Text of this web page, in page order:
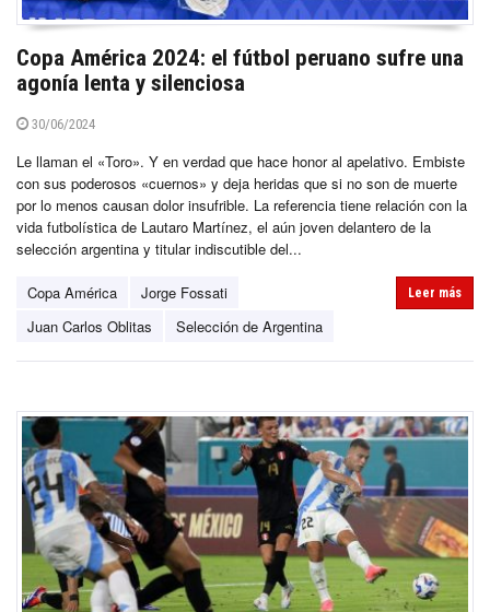
Copa América 2024: el fútbol peruano sufre una
agonía lenta y silenciosa
30/06/2024
Le llaman el «Toro». Y en verdad que hace honor al apelativo. Embiste
con sus poderosos «cuernos» y deja heridas que si no son de muerte
por lo menos causan dolor insufrible. La referencia tiene relación con la
vida futbolística de Lautaro Martínez, el aún joven delantero de la
selección argentina y titular indiscutible del...
Copa América
Jorge Fossati
Juan Carlos Oblitas
Selección de Argentina
Leer más